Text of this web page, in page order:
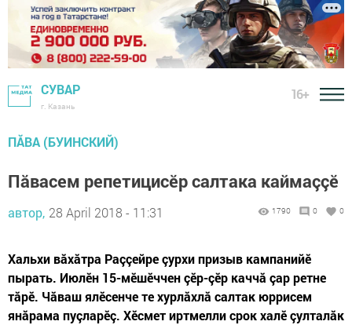
СУВАР
г. Казань
16+
ПĂВА (БУИНСКИЙ)
Пăвасем репетицисӗр салтака каймаççӗ
автор, 28 April 2018 - 11:31 1790 0 0
Хальхи вăхăтра Раççейре çурхи призыв кампанийӗ
пырать. Июлӗн 15-мӗшӗччен çӗр-çӗр каччă çар ретне
тăрӗ. Чăваш ялӗсенче те хурлăхлă салтак юррисем
янăрама пуçларӗç. Хӗсмет иртмелли срок халӗ çулталăк